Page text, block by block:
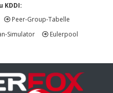
KDDI:
Peer-Group-Tabelle
Simulator
Eulerpool